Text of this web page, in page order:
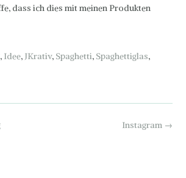
dass ich dies mit meinen Produkten
, Idee, JKrativ, Spaghetti, Spaghettiglas,
Instagram →